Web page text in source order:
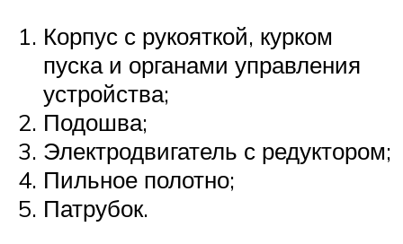
Корпус с рукояткой, курком
пуска и органами управления
устройства;
Подошва;
Электродвигатель с редуктором;
Пильное полотно;
Патрубок.